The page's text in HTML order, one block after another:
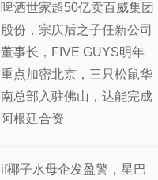
啤酒世家超50亿卖百威集团
股份，宗庆后之子任新公司
董事长，FIVE GUYS明年
重点加密北京，三只松鼠华
南总部入驻佛山，达能完成
阿根廷合资
if椰子水母企发盈警，星巴